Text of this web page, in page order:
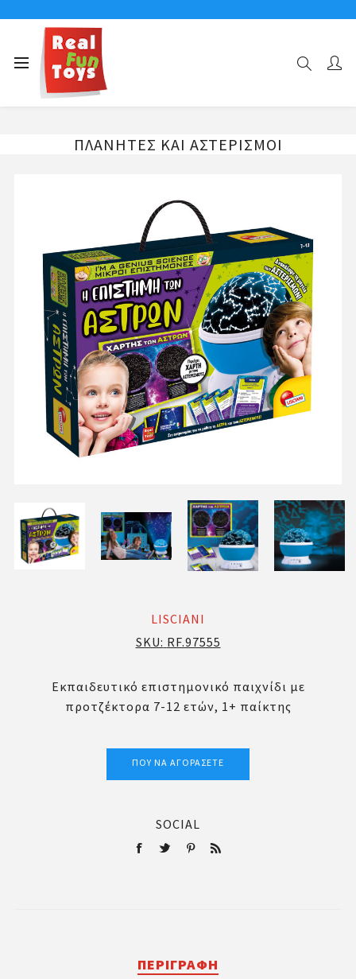
Αρχική σελίδα
ΠΛΑΝΗΤΕΣ ΚΑΙ ΑΣΤΕΡΙΣΜΟΙ
LISCIANI
SKU: RF.97555
Εκπαιδευτικό επιστημονικό παιχνίδι με
προτζέκτορα 7-12 ετών, 1+ παίκτης
ΠΟΎ ΝΑ ΑΓΟΡΆΣΕΤΕ
SOCIAL
ΠΕΡΙΓΡΑΦΉ